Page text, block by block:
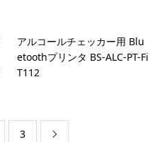
アルコールチェッカー用 Blu
etoothプリンタ BS-ALC-PT-Fi
T112
3 